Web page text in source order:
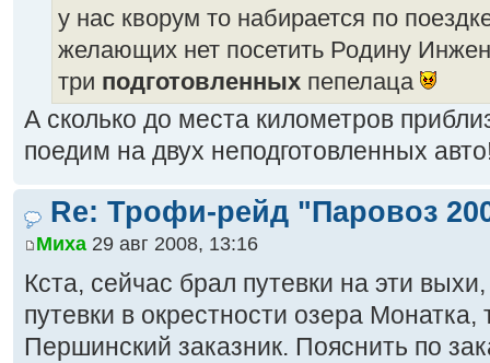
у нас кворум то набирается по
желающих нет посетить Родину
три подготовленных пепелаца
А сколько до места километров
поедим на двух неподготовленных
Re: Трофи-рейд "Паровоз
Миха 29 авг 2008, 13:16
Кста, сейчас брал путевки на эти
путевки в окрестности озера
Першинский заказник. Пояснить по